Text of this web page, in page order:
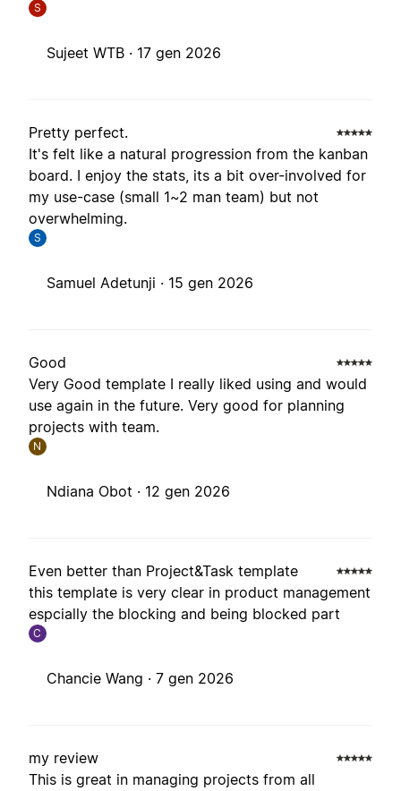
S
Sujeet WTB · 17 gen 2026
Pretty perfect.
It's felt like a natural progression from the kanban
board. I enjoy the stats, its a bit over-involved for
my use-case (small 1~2 man team) but not
overwhelming.
S
Samuel Adetunji · 15 gen 2026
Good
Very Good template I really liked using and would
use again in the future. Very good for planning
projects with team.
N
Ndiana Obot · 12 gen 2026
Even better than Project&Task template
this template is very clear in product management
espcially the blocking and being blocked part
C
Chancie Wang · 7 gen 2026
my review
This is great in managing projects from all